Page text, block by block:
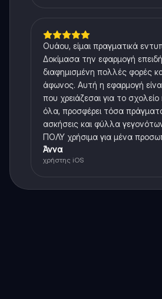
Ουάου, είμαι πραγματικά
Δοκίμασα την εφαρμογή
διαφημισμένη πολλές φορές
άφωνος. Αυτή η εφαρμογή
που χρειάζεσαι για το
όλα, προσφέρει τόσα
ασκήσεις και φύλλα
ΠΟΛΥ χρήσιμα για μένα
Άννα
χρήστης iOS